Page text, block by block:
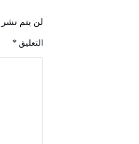
لن يتم نشر
التعليق *